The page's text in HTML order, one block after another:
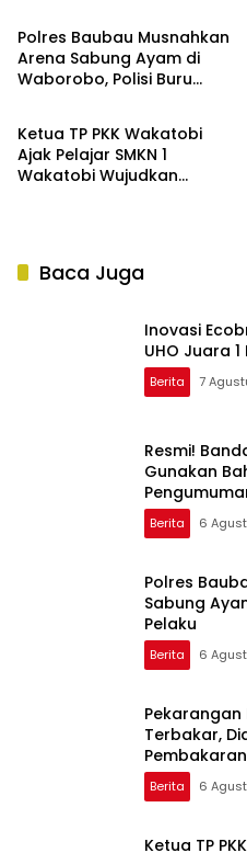
Polres Baubau Musnahkan
Arena Sabung Ayam di
Waborobo, Polisi Buru
Berita
Ketua TP PKK Wakatobi
Ajak Pelajar SMKN 1
Wakatobi Wujudkan
Baca Juga
Inovasi
UHO Juara
Berita 7
Resmi!
Gunakan
Berita 6
Polres
Sabung
Pelaku
Berita 6
Terbakar,
Berita 6
Ketua TP